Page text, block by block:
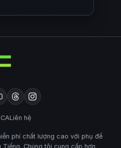
Liên hệ
phí chất lượng cao với phụ đề
Chúng tôi cung cấp hơn